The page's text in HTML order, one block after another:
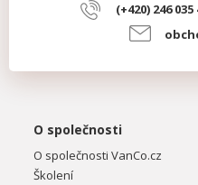
(+420) 246 035
O společnosti
O společnosti VanCo.cz
Školení